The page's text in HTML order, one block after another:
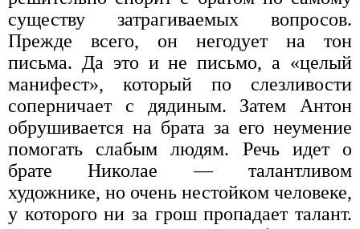
существу затрагиваемых вопросов.
Прежде всего, он негодует на тон
письма. Да это и не письмо, а «целый
манифест», который по слезливости
соперничает с дядиным. Затем Антон
обрушивается на брата за его неумение
помогать слабым людям. Речь идет о
брате Николае — талантливом
художнике, но очень нестойком человеке,
у которого ни за грош пропадает талант.